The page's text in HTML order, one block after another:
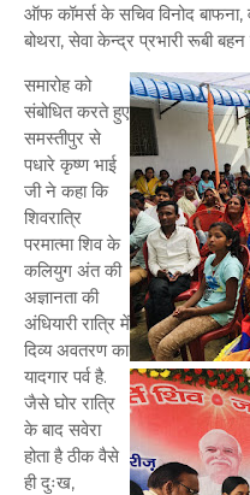
ऑफ कॉमर्स के सचिव विनोद बाफना,
बोथरा, सेवा केन्द्र प्रभारी रूबी
समारोह को
संबोधित करते हुए
समस्तीपुर से
पधारे कृष्ण भाई
जी ने कहा कि
शिवरात्रि
परमात्मा शिव के
कलियुग अंत की
अज्ञानता की
अंधियारी रात्रि में
दिव्य अवतरण का
यादगार पर्व है.
जैसे घोर रात्रि
के बाद सवेरा
होता है ठीक वैसे
ही दुःख,